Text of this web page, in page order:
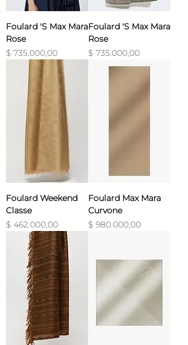
Foulard 'S Max Mara
Rose
Precio
$ 735.000,00
Foulard 'S Max Mara
Rose
Precio
$ 735.000,00
Foulard Weekend
Classe
Precio
$ 462.000,00
Foulard Max Mara
Curvone
Precio
$ 980.000,00